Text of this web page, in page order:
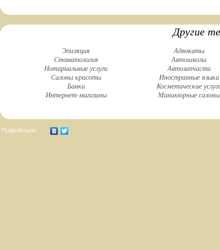
Другие
Эпиляция
Стоматология
Нотариальные услуги
Салоны красоты
Банки
Интернет-магазины
Адвокаты
Автошколы
Автозапчасти
Иностранные языки
Косметические
Маникюрные салоны
Поделиться: